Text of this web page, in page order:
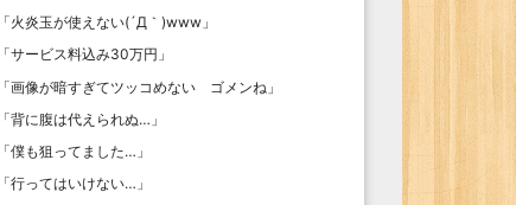
「火炎玉が使えない(´Д｀)www 」
「サービス料込み30万円 」
「画像が暗すぎてツッコめない ゴメンね 」
「背に腹は代えられぬ… 」
「僕も狙ってました… 」
「行ってはいけない… 」